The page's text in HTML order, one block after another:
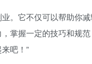
。它不仅可以帮助你
掌握一定的技巧和规
吧！”